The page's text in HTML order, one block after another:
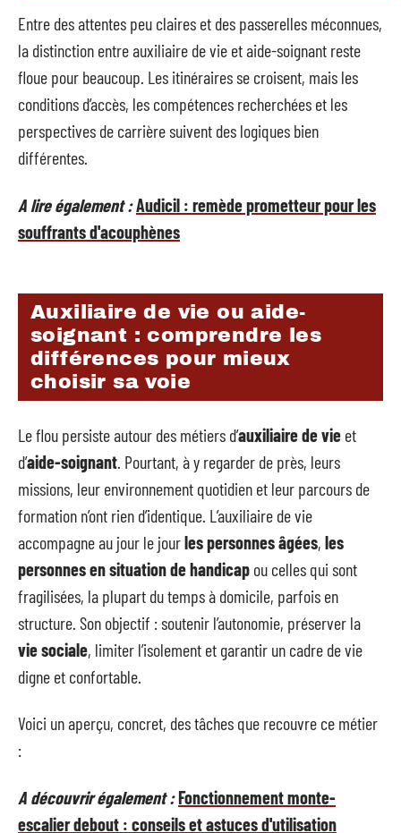
Entre des attentes peu claires et des passerelles méconnues,
la distinction entre auxiliaire de vie et aide-soignant reste
floue pour beaucoup. Les itinéraires se croisent, mais les
conditions d’accès, les compétences recherchées et les
perspectives de carrière suivent des logiques bien
différentes.
A lire également :Audicil : remède prometteur pour les
souffrants d'acouphènes
Auxiliaire de vie ou aide-
soignant : comprendre les
différences pour mieux
choisir sa voie
Le flou persiste autour des métiers d’auxiliaire de vie et
d’aide-soignant . Pourtant, à y regarder de près, leurs
missions, leur environnement quotidien et leur parcours de
formation n’ont rien d’identique. L’auxiliaire de vie
accompagne au jour le jourles personnes âgées, les
personnes en situation de handicap ou celles qui sont
fragilisées, la plupart du temps à domicile, parfois en
structure. Son objectif : soutenir l’autonomie, préserver la
vie sociale, limiter l’isolement et garantir un cadre de vie
digne et confortable.
Voici un aperçu, concret, des tâches que recouvre ce métier
:
A découvrir également :Fonctionnement monte-
escalier debout : conseils et astuces d'utilisation